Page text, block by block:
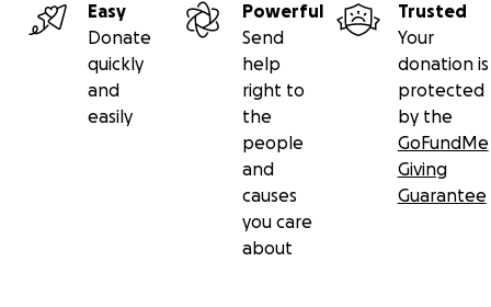
Easy
Donate
quickly
and
easily
Powerful
Send
help
right to
the
people
and
causes
you care
about
Trusted
Your
donation is
protected
by the
GoFundMe
Giving
Guarantee